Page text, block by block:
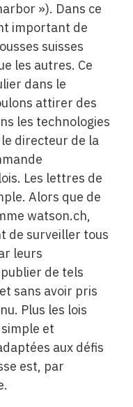
»). Dans ce
important de
suisses
les autres. Ce
dans le
attirer des
les technologies
directeur de la
Les lettres de
Alors que de
watson.ch,
de surveiller tous
leurs
de tels
sans avoir pris
Plus les lois
et
aux défis
est, par